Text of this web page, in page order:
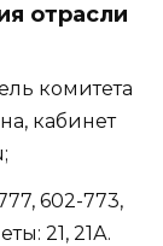
отрасли
комитета
кабинет
602-773,
21, 21А.